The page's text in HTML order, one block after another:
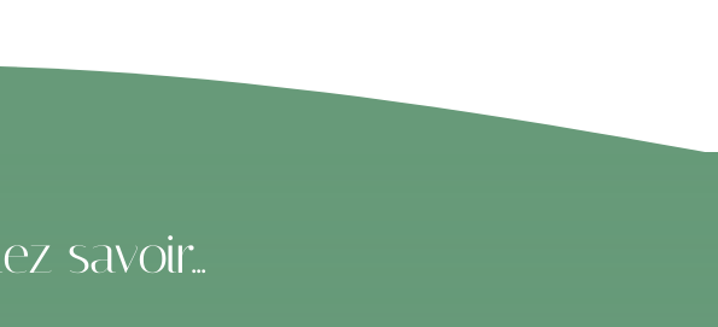
savoir...